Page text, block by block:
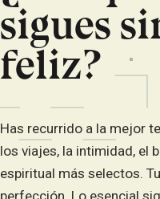
sigues
feliz?
Has recurrido a la mejor
los viajes, la intimidad, el
espiritual más selectos.
perfección. Lo esencial